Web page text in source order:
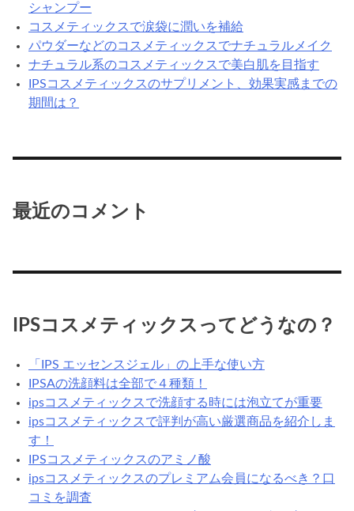
シャンプー
コスメティックスで涙袋に潤いを補給
パウダーなどのコスメティックスでナチュラルメイク
ナチュラル系のコスメティックスで美白肌を目指す
IPSコスメティックスのサプリメント、効果実感までの
期間は？
最近のコメント
IPSコスメティックスってどうなの？
「IPS エッセンスジェル」の上手な使い方
IPSAの洗顔料は全部で４種類！
ipsコスメティックスで洗顔する時には泡立てが重要
ipsコスメティックスで評判が高い厳選商品を紹介しま
す！
IPSコスメティックスのアミノ酸
ipsコスメティックスのプレミアム会員になるべき？口
コミを調査